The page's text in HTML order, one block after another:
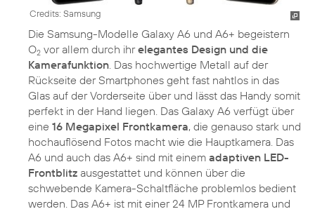
Credits: Samsung
Die Samsung-Modelle Galaxy A6 und A6+ begeistern
O2 vor allem durch ihrelegantes Design und die
Kamerafunktion . Das hochwertige Metall auf der
Rückseite der Smartphones geht fast nahtlos in das
Glas auf der Vorderseite über und lässt das Handy somit
perfekt in der Hand liegen. Das Galaxy A6 verfügt über
eine 16 Megapixel Frontkamera, die genauso stark und
hochauflösend Fotos macht wie die Hauptkamera. Das
A6 und auch das A6+ sind mit einem adaptiven LED-
Frontblitz ausgestattet und können über die
schwebende Kamera-Schaltfläche problemlos bedient
werden. Das A6+ ist mit einer 24 MP Frontkamera und